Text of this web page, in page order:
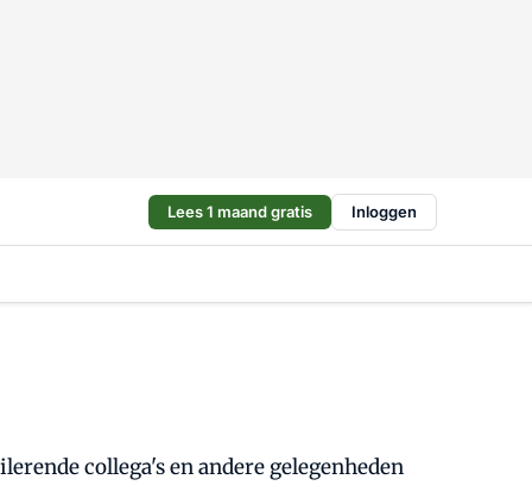
Lees 1 maand gratis Inloggen
collega's en andere gelegenheden